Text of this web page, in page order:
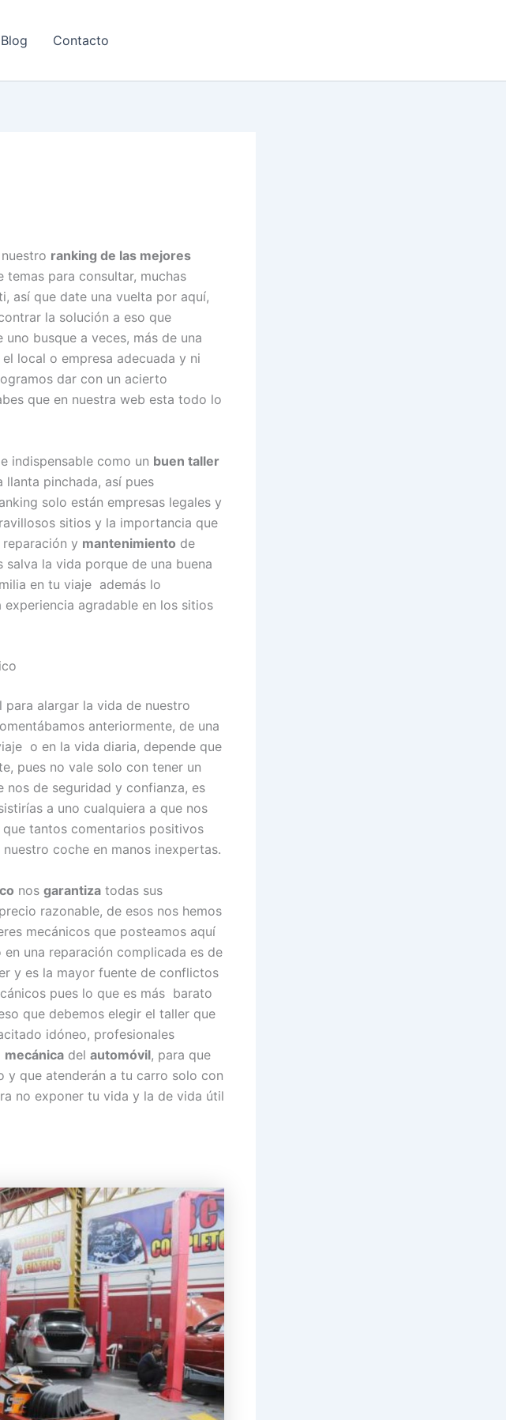
Blog Contacto
ranking de las mejores
temas para consultar, muchas
así que date una vuelta por aquí,
la solución a eso que
busque a veces, más de una
local o empresa adecuada y ni
dar con un acierto
que en nuestra web esta todo lo
indispensable como un buen taller
llanta pinchada, así pues
solo están empresas legales y
sitios y la importancia que
y mantenimiento de
la vida porque de una buena
en tu viaje además lo
agradable en los sitios
para alargar la vida de nuestro
anteriormente, de una
o en la vida diaria, depende que
pues no vale solo con tener un
nos de seguridad y confianza, es
a uno cualquiera a que nos
tantos comentarios positivos
coche en manos inexpertas.
nos garantiza todas sus
razonable, de esos nos hemos
mecánicos que posteamos aquí
una reparación complicada es de
y es la mayor fuente de conflictos
pues lo que es más barato
que debemos elegir el taller que
idóneo, profesionales
mecánica del automóvil, para que
y que atenderán a tu carro solo con
no exponer tu vida y la de vida útil